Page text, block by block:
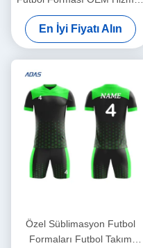
Serin Kuru Toptan Üretici
Özel Futbol Forması
Numara ve İsimli
En İyi Fiyatı Alın
Özel Süblimasyon Futbol
Formaları Futbol Takım